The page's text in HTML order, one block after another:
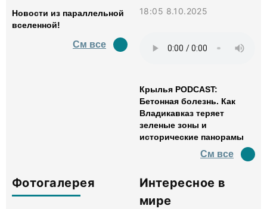
Новости из параллельной
вселенной!
См все
18:05 8.10.2025
Крылья PODCAST:
Бетонная болезнь. Как
Владикавказ теряет
зеленые зоны и
исторические панорамы
См все
Фотогалерея
Интересное в
мире